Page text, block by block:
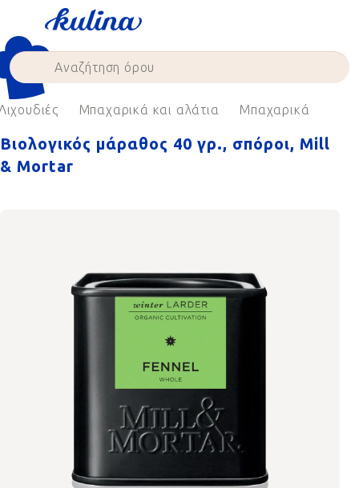
content
Μπαχαρικά και αλάτια Μπαχαρικά
Βιολογικός μάραθος 40 γρ., σπόροι, Mill
& Mortar